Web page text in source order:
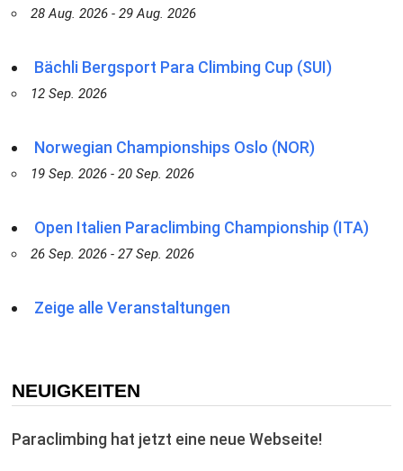
28 Aug. 2026 - 29 Aug. 2026
Bächli Bergsport Para Climbing Cup (SUI)
12 Sep. 2026
Norwegian Championships Oslo (NOR)
19 Sep. 2026 - 20 Sep. 2026
Open Italien Paraclimbing Championship (ITA)
26 Sep. 2026 - 27 Sep. 2026
Zeige alle Veranstaltungen
NEUIGKEITEN
Paraclimbing hat jetzt eine neue Webseite!